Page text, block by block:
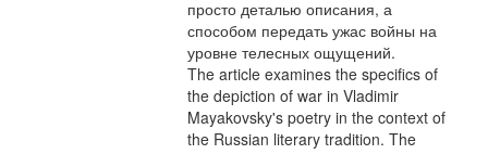
просто деталью описания, а
способом передать ужас войны на
уровне телесных ощущений.
The article examines the specifics of
the depiction of war in Vladimir
Mayakovsky's poetry in the context of
the Russian literary tradition. The